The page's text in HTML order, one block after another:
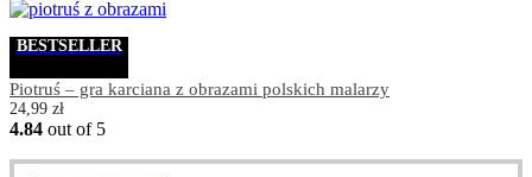
BESTSELLER
Piotruś – gra karciana z obrazami polskich malarzy
24,99 zł
4.84 out of 5